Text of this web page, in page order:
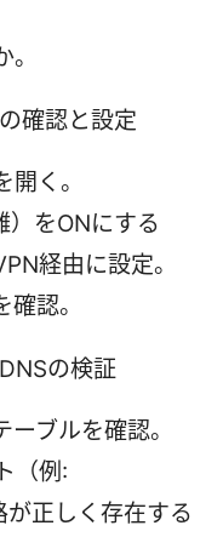
確認と設定
く。
をONにする
経由に設定。
認。
の検証
ブルを確認。
（例:
正しく存在する